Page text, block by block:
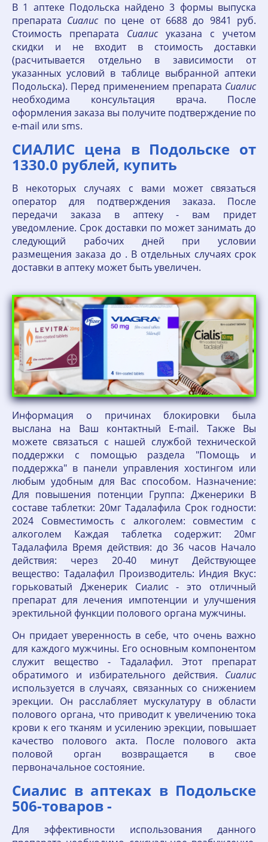
В 1 аптеке Подольска найдено 3 формы выпуска
препарата Сиалиспо цене от 6688 до 9841 руб.
Стоимость препарата Сиалисуказана с учетом
скидки и не входит в стоимость доставки
(расчитывается отдельно в зависимости от
указанных условий в таблице выбранной аптеки
Подольска). Перед применением препарата Сиалис
необходима консультация врача. После
оформления заказа вы получите подтверждение по
е-mail или sms.
СИАЛИС цена в Подольске от
1330.0 рублей, купить
В некоторых случаях с вами может связаться
оператор для подтверждения заказа. После
передачи заказа в аптеку - вам придет
уведомление. Срок доставки по может занимать до
следующий рабочих дней при условии
размещения заказа до . В отдельных случаях срок
доставки в аптеку может быть увеличен.
Информация о причинах блокировки была
выслана на Ваш контактный E-mail. Также Вы
можете связаться с нашей службой технической
поддержки с помощью раздела "Помощь и
поддержка" в панели управления хостингом или
любым удобным для Вас способом. Назначение:
Для повышения потенции Группа: Дженерики В
составе таблетки: 20мг Тадалафила Срок годности:
2024 Совместимость с алкоголем: совместим с
алкоголем Каждая таблетка содержит: 20мг
Тадалафила Время действия: до 36 часов Начало
действия: через 20-40 минут Действующее
вещество: Тадалафил Производитель: Индия Вкус:
горьковатый Дженерик Сиалис - это отличный
препарат для лечения импотенции и улучшения
эректильной функции полового органа мужчины.
Он придает уверенность в себе, что очень важно
для каждого мужчины. Его основным компонентом
служит вещество - Тадалафил. Этот препарат
обратимого и избирательного действия. Сиалис
используется в случаях, связанных со снижением
эрекции. Он расслабляет мускулатуру в области
полового органа, что приводит к увеличению тока
крови к его тканям и усилению эрекции, повышает
качество полового акта. После полового акта
половой орган возвращается в свое
первоначальное состояние.
Сиалис в аптеках в Подольске
506-товаров -
Для эффективности использования данного